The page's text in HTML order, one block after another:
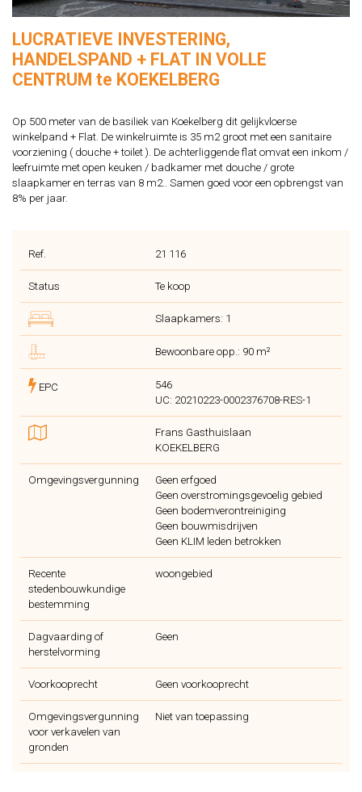
LUCRATIEVE INVESTERING,
HANDELSPAND + FLAT IN VOLLE
CENTRUM te KOEKELBERG
Op 500 meter van de basiliek van Koekelberg dit gelijkvloerse
winkelpand + Flat. De winkelruimte is 35 m2 groot met een sanitaire
voorziening ( douche + toilet ). De achterliggende flat omvat een inkom /
leefruimte met open keuken / badkamer met douche / grote
slaapkamer en terras van 8 m2.. Samen goed voor een opbrengst van
8% per jaar.
Ref. 21 116
Status Te koop
Slaapkamers: 1
Bewoonbare opp.: 90 m²
EPC
546
UC: 20210223-0002376708-RES-1
Frans Gasthuislaan
KOEKELBERG
Omgevingsvergunning
Geen erfgoed
Geen overstromingsgevoelig gebied
Geen bodemverontreiniging
Geen bouwmisdrijven
Geen KLIM leden betrokken
Recente
stedenbouwkundige
bestemming
woongebied
Dagvaarding of
herstelvorming
Geen
Voorkooprecht Geen voorkooprecht
Omgevingsvergunning
voor verkavelen van
gronden
Niet van toepassing